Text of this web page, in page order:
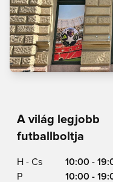
A világ legjobb
futballboltja
H - Cs
10:00 -
P
10:00 -